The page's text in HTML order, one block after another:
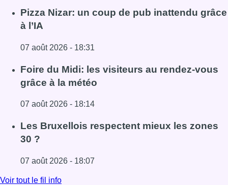
Pizza Nizar: un coup de pub inattendu grâce
à l’IA
07 août 2026 - 18:31
Lire l'article Pizza Nizar: un coup de pub inattendu grâce
Foire du Midi: les visiteurs au rendez-vous
grâce à la météo
07 août 2026 - 18:14
Lire l'article Foire du Midi: les visiteurs au rendez-vous
Les Bruxellois respectent mieux les zones
30 ?
07 août 2026 - 18:07
Lire l'article Les Bruxellois respectent mieux les zones 30
Voir tout le fil info